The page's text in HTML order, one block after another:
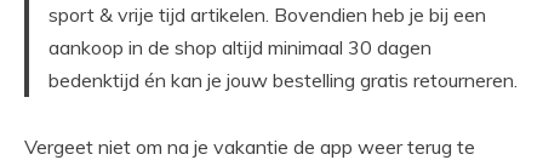
sport & vrije tijd artikelen. Bovendien heb je bij een
aankoop in de shop altijd minimaal 30 dagen
bedenktijd én kan je jouw bestelling gratis retourneren.
Vergeet niet om na je vakantie de app weer terug te